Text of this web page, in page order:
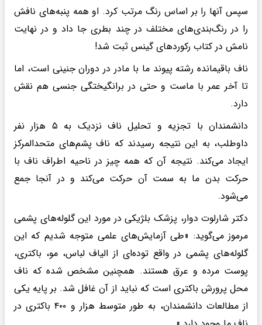
سپس آنها را بر اساس رنگ مرتب کرد. او همه پنبه‌های نافش
را در رنگ‌بندی‌های مختلف در چند بطری جا داد و در نهایت
نامش در کتاب رکوردهای گینس ثبت شد!
ناف باقیمانده رشته پیوند ما با مادر در دوران جنینی است، اما
تا آخر عمر با ماست و حتی در برانگیختگی جنسی هم نقش
دارد.
دانشمندان با تجزیه و تحلیل ناف نزدیک به ۵ هزار نفر
داوطلب، به این نتیجه رسیدند که ناف پشم‌های متحدالمرکز
ایجاد می‌کند. نتیجه آن که همه چیز در ناحیه اطراف ناف با
حرکت بدن ما به سمت آن حرکت می‌کند و در آنجا جمع
می‌شود.
دکتر شارلوت دوار، پزشک بلژیکی در مورد این گلوله‌های پشمی
مرموز می‌گوید: «طی آزمایش‌های علمی متوجه شدیم که این
گلوله‌های پشمی در واقع توده‌ای از الیاف لباس، مو، باکتری،
پوست مرده و عرق هستند. همچنین مشخص شده که ناف
محل پرورش باکتری است که نباید از آن غافل شد. بر پایه یکی
از مطالعات دانشمندان، به طور متوسط هزار و ۴۰۰ باکتری در